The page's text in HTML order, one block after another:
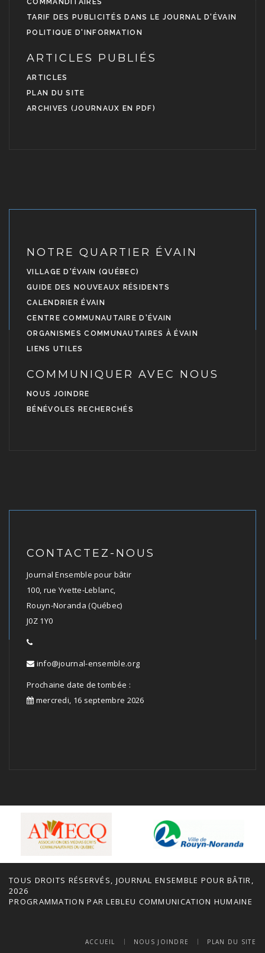
COMMANDITAIRES
TARIF DES PUBLICITÉS DANS LE JOURNAL D'ÉVAIN
POLITIQUE D'INFORMATION
ARTICLES PUBLIÉS
ARTICLES
PLAN DU SITE
ARCHIVES (JOURNAUX EN PDF)
NOTRE QUARTIER ÉVAIN
VILLAGE D'ÉVAIN (QUÉBEC)
GUIDE DES NOUVEAUX RÉSIDENTS
CALENDRIER ÉVAIN
CENTRE COMMUNAUTAIRE D'ÉVAIN
ORGANISMES COMMUNAUTAIRES À ÉVAIN
LIENS UTILES
COMMUNIQUER AVEC NOUS
NOUS JOINDRE
BÉNÉVOLES RECHERCHÉS
CONTACTEZ-NOUS
Journal Ensemble pour bâtir
100, rue Yvette-Leblanc,
Rouyn-Noranda (Québec)
J0Z 1Y0
info@journal-ensemble.org
Prochaine date de tombée :
mercredi, 16 septembre 2026
TOUS DROITS RÉSERVÉS, JOURNAL ENSEMBLE POUR BÂTIR,
2026
PROGRAMMATION PAR LEBLEU COMMUNICATION HUMAINE
ACCUEIL NOUS JOINDRE PLAN DU SITE